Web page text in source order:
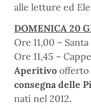
alle letture ed
DOMENICA 20
Ore 11,00 – Santa
Ore 11,45 –
Aperitivo offerto
consegna delle
nati nel 2012.